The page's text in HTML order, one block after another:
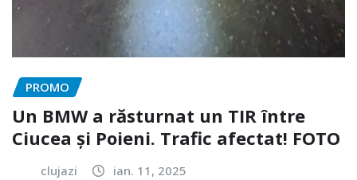
PROMO
Un BMW a răsturnat un TIR între
Ciucea și Poieni. Trafic afectat! FOTO
clujazi ian. 11, 2025